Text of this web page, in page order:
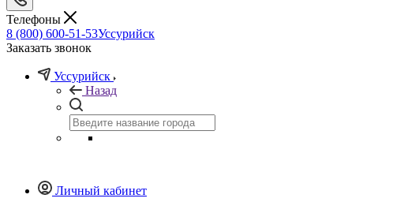
Телефоны
8 (800) 600-51-53Уссурийск
Заказать звонок
Уссурийск
Назад
Личный кабинет